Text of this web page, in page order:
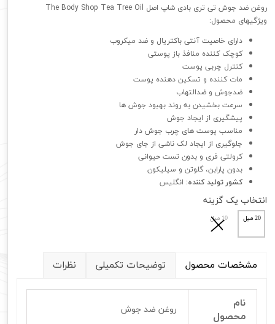
روغن ضد جوش تی تری بادی شاپ اصل The Body Shop Tea Tree Oil
ویژگیهای محصول:
دارای خاصیت آنتی باکتریال و ضد میکروب
کوچک کننده منافذ باز پوستی
کنترل چربی پوست
مات کننده و تسکین دهنده پوست
ضدجوش و ضدالتهاب
سرعت بخشیدن به روند بهبود جوش ها
پیشگیری از ایجاد جوش
مناسب پوست های چرب جوش دار
جلوگیری از ایجاد لک ناشی از جای جوش
کرولتی فری و بدون تست حیوانی
بدون پارابن، گلوتن و سیلیکون
کشور تولید کننده: انگلیس
انتخاب یک گزینه
20 میل 10 میل
مشخصات محصول توضیحات تکمیلی نظرات
نام
محصول
روغن ضد جوش